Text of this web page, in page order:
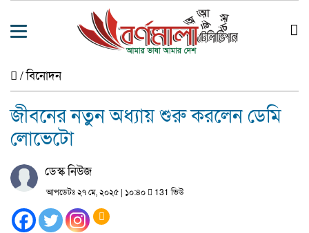
/বিনোদন
জীবনের নতুন অধ্যায় শুরু করলেন ডেমি
লোভেটো
ডেস্ক নিউজ
আপডেটঃ ২৭ মে, ২০২৫ | ১০:৪০ 131 ভিউ